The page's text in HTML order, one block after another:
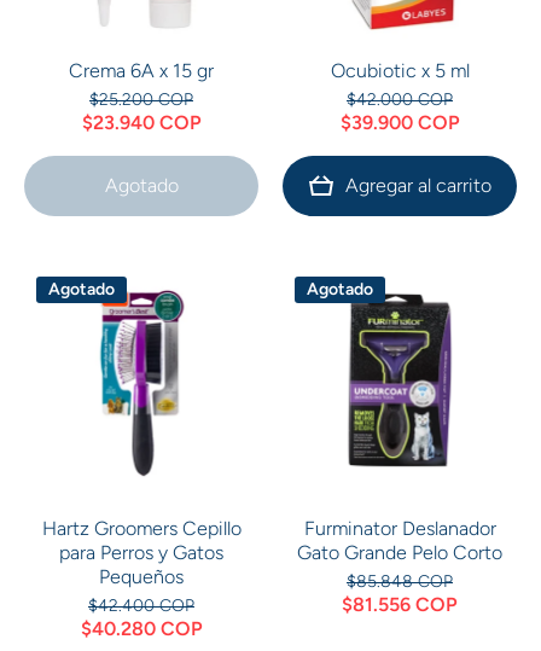
Crema 6A x 15 gr
$25.200 COP
$23.940 COP
Agotado
Ocubiotic x 5 ml
$42.000 COP
$39.900 COP
Agregar al carrito
Agotado
Hartz Groomers Cepillo
para Perros y Gatos
Pequeños
$42.400 COP
$40.280 COP
Agotado
Furminator Deslanador
Gato Grande Pelo Corto
$85.848 COP
$81.556 COP